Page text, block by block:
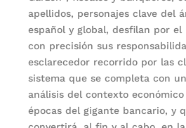
apellidos, personajes clave del
español y global, desfilan por
con precisión sus
esclarecedor recorrido por las
sistema que se completa con
análisis del contexto
épocas del gigante bancario, y